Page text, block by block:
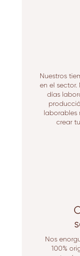
Nuestros
en el sector.
días
laborables
crear
Nos
100%